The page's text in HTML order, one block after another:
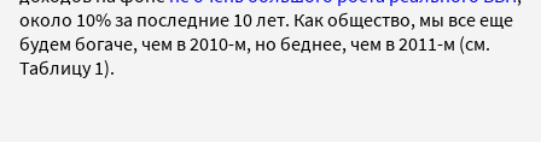
около 10% за последние 10 лет. Как общество, мы все еще
будем богаче, чем в 2010-м, но беднее, чем в 2011-м (см.
Таблицу 1).